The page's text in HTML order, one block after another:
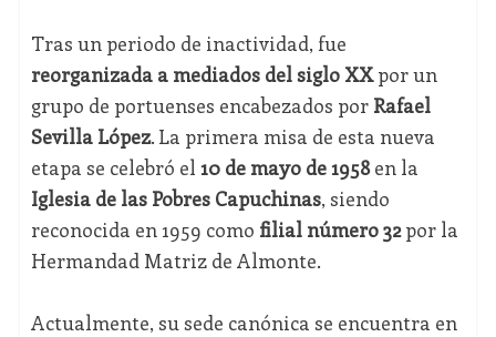
Tras un periodo de inactividad, fue
reorganizada a mediados del siglo XXpor un
grupo de portuenses encabezados por Rafael
Sevilla López. La primera misa de esta nueva
etapa se celebró el 10 de mayo de 1958en la
Iglesia de las Pobres Capuchinas, siendo
reconocida en 1959 como filial número 32por la
Hermandad Matriz de Almonte.
Actualmente, su sede canónica se encuentra en